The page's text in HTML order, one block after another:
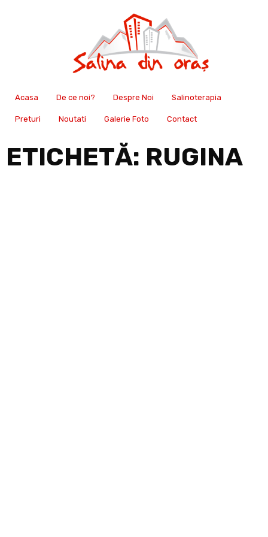
Acasa De ce noi? Despre Noi Salinoterapia
Preturi Noutati Galerie Foto Contact
ETICHETĂ: RUGINA